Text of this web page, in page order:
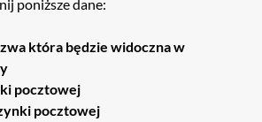
poniższe dane:
która będzie widoczna w
pocztowej
pocztowej